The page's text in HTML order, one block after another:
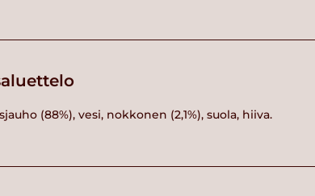
(88%), vesi, nokkonen (2,1%), suola, hiiva.